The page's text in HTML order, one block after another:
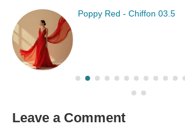
Primrose Pink - Chiffon 03.5
Leave a Comment